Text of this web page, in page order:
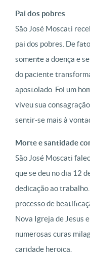
Pai dos pobres
São José Moscati
pai dos pobres. De
somente a doença e
do paciente
apostolado. Foi um
viveu sua
sentir-se mais à
Morte e santidade
São José Moscati
que se deu no dia 12
dedicação ao
processo de
Nova Igreja de Jesus
numerosas curas
caridade heroica.